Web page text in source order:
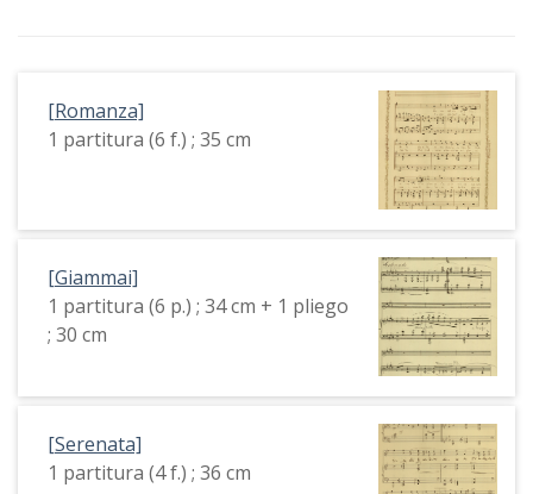
[Romanza]
1 partitura (6 f.) ; 35 cm
[Giammai]
1 partitura (6 p.) ; 34 cm + 1 pliego
; 30 cm
[Serenata]
1 partitura (4 f.) ; 36 cm